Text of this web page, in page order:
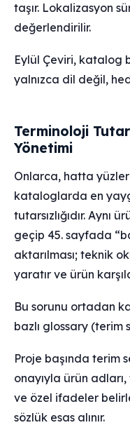
taşır. Lokalizasyon
değerlendirilir.
Eylül Çeviri, katalog
yalnızca dil değil,
Terminoloji
Yönetimi
Onlarca, hatta
kataloglarda en
tutarsızlığıdır. Aynı
geçip 45. sayfada
aktarılması; teknik
yaratır ve ürün
Bu sorunu ortadan
bazlı glossary
Proje başında terim
onayıyla ürün
ve özel ifadeler
sözlük esas alınır.